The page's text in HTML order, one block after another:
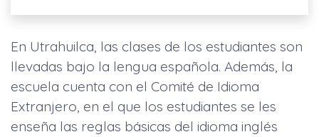
En Utrahuilca, las clases de los estudiantes son
llevadas bajo la lengua española. Además, la
escuela cuenta con el Comité de Idioma
Extranjero, en el que los estudiantes se les
enseña las reglas básicas del idioma inglés